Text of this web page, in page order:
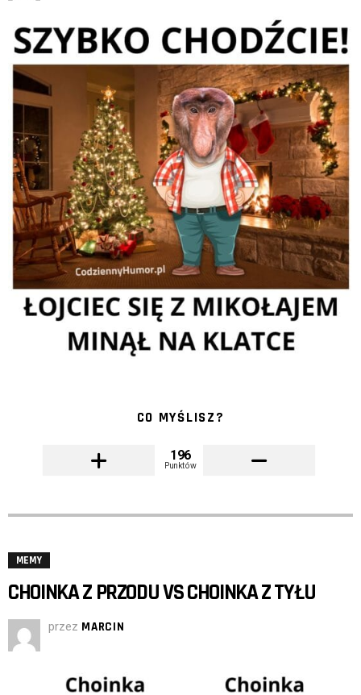
CO MYŚLISZ?
196
Punktów
MEMY
CHOINKA Z PRZODU VS CHOINKA Z TYŁU
przez MARCIN